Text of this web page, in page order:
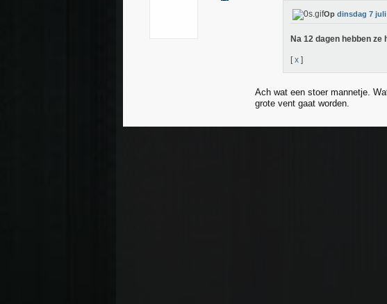
Op dinsdag 7 juli
Na 12 dagen hebben
[x ]
Ach wat een stoer mannetje.
grote vent gaat worden.